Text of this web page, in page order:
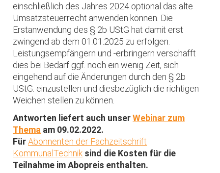
einschließlich des Jahres 2024 optional das alte
Umsatzsteuerrecht anwenden können. Die
Erstanwendung des § 2b UStG hat damit erst
zwingend ab dem 01.01.2025 zu erfolgen.
Leistungsempfängern und -erbringern verschafft
dies bei Bedarf ggf. noch ein wenig Zeit, sich
eingehend auf die Änderungen durch den § 2b
UStG. einzustellen und diesbezüglich die richtigen
Weichen stellen zu können.
Antworten liefert auch unserWebinar zum
Thema am 09.02.2022.
FürAbonnenten der Fachzeitschrift
KommunalTechnik sind die Kosten für die
Teilnahme im Abopreis enthalten.